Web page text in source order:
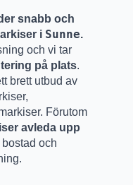
snabb och
i Sunne.
och vi tar
på plats.
brett utbud av
Förutom
avleda upp
och